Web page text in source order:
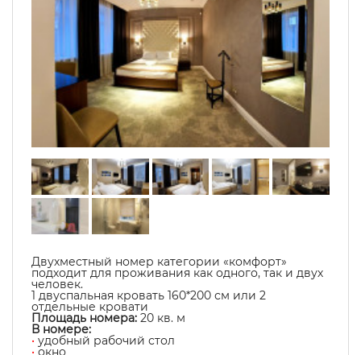
Двухместный номер категории «комфорт»
подходит для проживания как одного, так и двух
человек.
1 двуспальная кровать 160*200 см или 2
отдельные кровати
Площадь номера: 20 кв. м
В номере:
• удобный рабочий стол
• окно